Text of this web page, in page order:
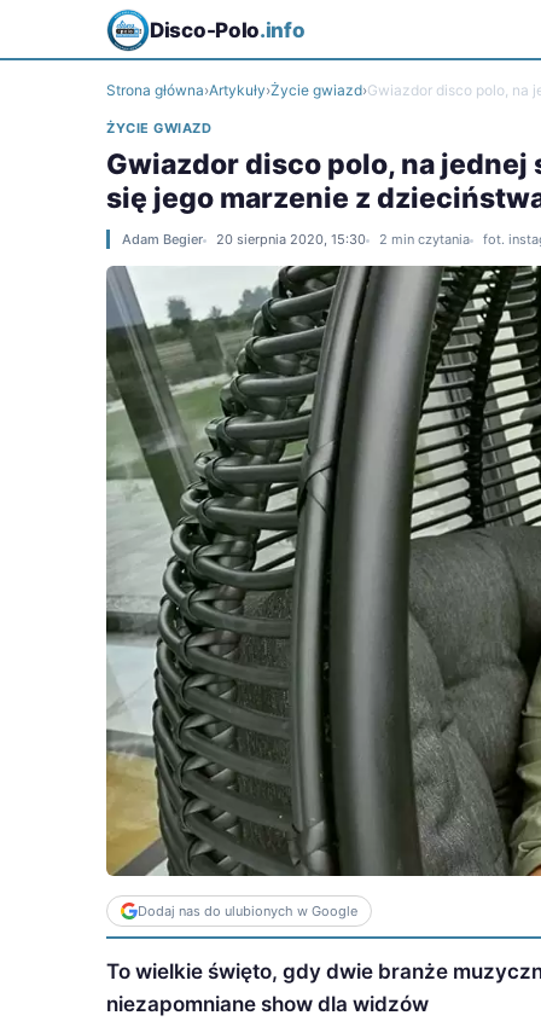
Disco-Polo.info
Strona główna›Artykuły›Życie gwiazd›Gwiazdor disco polo, na
ŻYCIE GWIAZD
Gwiazdor disco polo, na jednej
się jego marzenie z
Adam Begier 20 sierpnia 2020, 15:30 2 min czytania fot.
Dodaj nas do ulubionych w Google
To wielkie święto, gdy dwie branże
niezapomniane show dla widzów